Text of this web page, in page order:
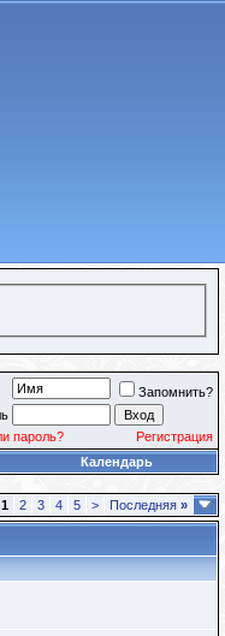
Запомнить?
пароль?
Регистрация
Календарь
1 2 3 4 5 > Последняя »